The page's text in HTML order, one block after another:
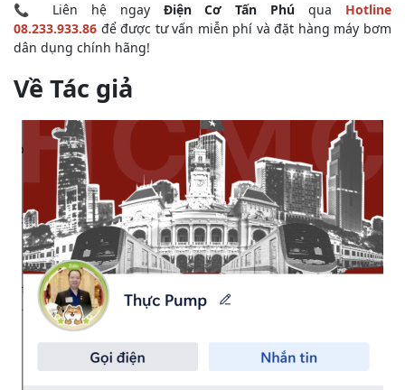
📞 Liên hệ ngay Điện Cơ Tấn Phú qua Hotline
08.233.933.86 để được tư vấn miễn phí và đặt hàng máy bơm
dân dụng chính hãng!
Về Tác giả